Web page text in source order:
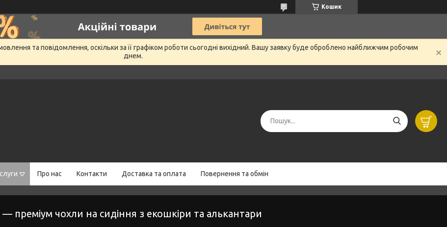
Кошик
та повідомлення, оскільки за її графіком роботи сьогодні вихідний. Вашу заявку буде оброблено найближчим робочим
днем.
Про нас Контакти Доставка та оплата Повернення та обмін
преміум чохли на сидіння з екошкіри та алькантари